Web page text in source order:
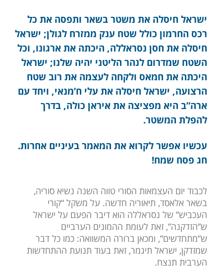
ישראל חיסלה את משטר בשאר ותפסה את כל
רכס החרמון כולל שטח ענק ממזרח לגולן; ישראל
חיסלה את חסן נסראללה, היכתה את ארגונו, וכל
השטח שמדרום לנהר הליטני יהיה שלנו; ישראל
היכתה את חמאס ולקחה לעצמה את רוב שטח
הרצועה, ישראל חיסלה את עלי ח’מנאי, ויחד עם
ארה”ב היא מפציצה את איראן כולה, בדרך
להפלת המשטר.
עכשיו אפשר לקרוא את המאמר בעיניים אחרות.
חג פסח שמח!
לכבוד יום העצמאות הסורי טווה השנה נשיא סוריה,
בשאר אלאסד, תיאוריה חדשה. על משקל “קורי
העכביש” של נסראללה הוא דיבר הפעם על ישראל
ש”הזדקנה”, זאת לעומת ההמונים הערביים
ש”מתחדשים”, ומכאן ברורה המשוואה: כמו כל דבר
שמזדקן, ישראל תיגמר, זאת בעוד תנועת ההתחדשות
הערבית תנצח.